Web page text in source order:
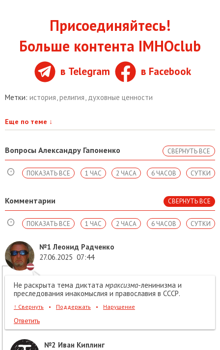
Присоединяйтесь!
Больше контента IMHOclub
в Telegram в Facebook
Метки: история,религия, духовные ценности
Еще по теме ↓
Вопросы Александру Гапоненко СВЕРНУТЬ ВСЕ
СУТКИ
6 ЧАСОВ
2 ЧАСА
1 ЧАС
ПОКАЗАТЬ ВСЕ
Комментарии СВЕРНУТЬ ВСЕ
СУТКИ
6 ЧАСОВ
2 ЧАСА
1 ЧАС
ПОКАЗАТЬ ВСЕ
№1 Леонид Радченко
27.06.2025 07:44
Не раскрыта тема диктата мраксизма-ленинизма и
преследования инакомыслия и православия в СССР.
↑ Свернуть • Поддержать • Нарушение
Ответить
№2 Иван Киплинг